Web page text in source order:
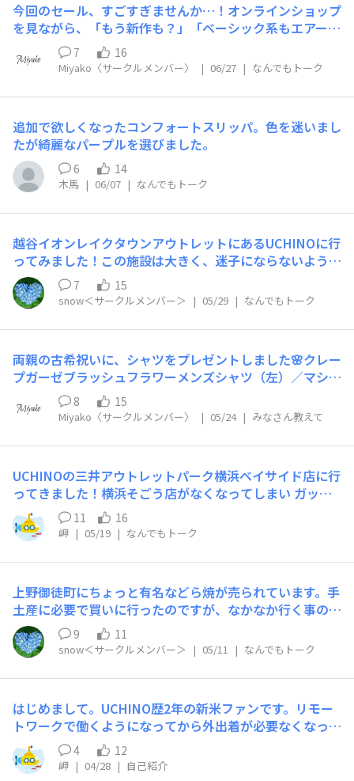
今回のセール、すごすぎませんか…！オンラインショップ
を見ながら、「もう新作も？」「ベーシック系もエアーニ
ット系も？」「reluxやTOUCHまで…？」と、一人でフィ
ーバーしています(笑)気になるものを一旦カートに入れて
みたら、びっくりする金額に(笑)必死に厳選している間
に、完売してしまった商品もちらほら…。店頭セール初日
スを試着してきました♪お目当ての色は店頭になかったの
ですが、店舗を出てすぐダメ元でオンラインショップを見
てみたところ、完売していたはずの商品が1点だけ戻って
いて…！これはご縁だと思い、無事にお迎えしました♡届
在庫が戻ることもあるのですね。オンラインで見たり、店
舗に足を運んだり、まだまだ悩んだり…。皆さんのセール
話も、よかったら聞かせてください♪
7 16
Miyako〈サークルメンバー〉 | 06/27 | なんでもトーク
追加で欲しくなったコンフォートスリッパ。色を迷いまし
たが綺麗なパープルを選びました。
6 14
木馬 | 06/07 | なんでもトーク
越谷イオンレイクタウンアウトレットにあるUCHINOに行
ってみました！この施設は大きく、迷子にならないようア
ドバイスがありましたが施設内の案内をみながら無事にU
CHINOまで到着。本当に大きな施設で、調べたら日本で
一番大きなショッピングセンターらしいです！今回行った
のはアウトレットなので、サイズや色が無い物もあります
ました。色々悩みましたが、寝る時に着る無地のクレープ
ガーゼワンピースが欲しかったので今回はライトブルーの
クレープガーゼワンピースを購入。すっかり暑くなったの
で、快適に眠れそうです✨施設内には緑も多く水辺エリア
っくり出来ました。
7 15
snow＜サークルメンバー＞ | 05/29 | なんでもトーク
両親の古希祝いに、シャツをプレゼントしました🌸クレー
プガーゼブラッシュフラワーメンズシャツ（左）／マシュ
マロガーゼブルームレディスブラウス（右）当初は紫色の
パジャマやしあわせタオルを考えていたのですが、デザイ
ンに一目惚れ。「これからの人生がさらに花開きますよう
に」という願いを込めて。プレゼント包装は、ボックスと
認できるギフト袋…好きです(笑)今回はオンラインで購入
したのですが、到着後にこっそり開けて「もー！好き！可
愛い！どっちも私が着たい！」と一人で悶絶していました
(笑)皆さんは「今気になってる！」や「これ好き！」って
も、好きなデザインあったらぜひ聞いてみたいです♪
8 15
Miyako〈サークルメンバー〉 | 05/24 | みなさん教えて
UCHINOの三井アウトレットパーク横浜ベイサイド店に行
ってきました！横浜そごう店がなくなってしまい ガッカ
リしていた横浜市民ですが、先日HPの店舗情報を見てい
たら「アウトレット」の文字が…何気なくページを覗いて
みると、なんと！横浜ベイサイドにお店があるではないで
すか !!!旦那さんの実家のすぐそばなのですが、アウトレ
ところが、行ってみたら凄く素敵！天気が良いお出かけ日
和だったのですが 平日でお客さんも少なかったため、ゆ
ったり歩けて景色にも癒されました。お買い物しなくて
も、のんびり食事など楽しめそうなので是非また行ってみ
11 16
岬 | 05/19 | なんでもトーク
上野御徒町にちょっと有名などら焼が売られています。手
土産に必要で買いに行ったのですが、なかなか行く事のな
い上野この機会に上野にあるUCHINOに行ってみようと思
い、松坂屋上野店へ。売場は中２階あり大きくないのです
が、限られたスペースに効率良く商品が並べられ、私のお
気に入りバスタオルもありました。色々な場所の店舗に出
たのは今回が初めてです（笑）スタッフの方は松坂屋らし
い方でした。
9 11
snow＜サークルメンバー＞ | 05/11 | なんでもトーク
​はじめまして。​UCHINO歴2年の新米ファンです。​リモー
トワークで働くようになってから外出着が必要なくなって
しまい、せっかくなら家にいる時に心地よいものを…と、
UCHINOの部屋着を増やしている最中です。​マシュマロガ
4 12
岬 | 04/28 | 自己紹介